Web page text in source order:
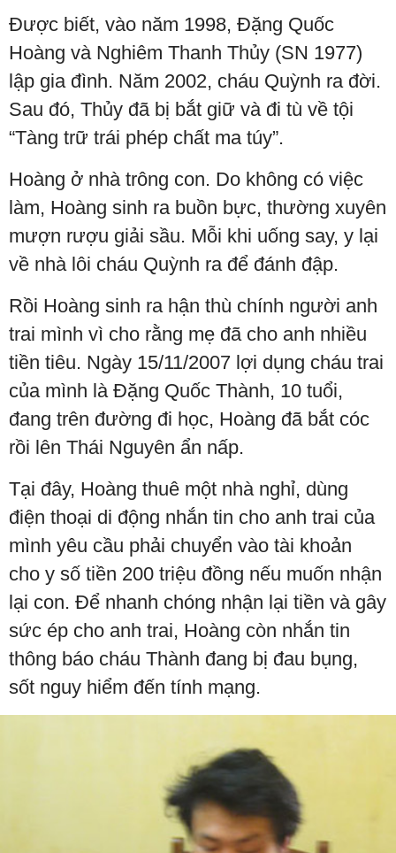
Được biết, vào năm 1998, Đặng Quốc
Hoàng và Nghiêm Thanh Thủy (SN 1977)
lập gia đình. Năm 2002, cháu Quỳnh ra đời.
Sau đó, Thủy đã bị bắt giữ và đi tù về tội
“Tàng trữ trái phép chất ma túy”.
Hoàng ở nhà trông con. Do không có việc
làm, Hoàng sinh ra buồn bực, thường xuyên
mượn rượu giải sầu. Mỗi khi uống say, y lại
về nhà lôi cháu Quỳnh ra để đánh đập.
Rồi Hoàng sinh ra hận thù chính người anh
trai mình vì cho rằng mẹ đã cho anh nhiều
tiền tiêu. Ngày 15/11/2007 lợi dụng cháu trai
của mình là Đặng Quốc Thành, 10 tuổi,
đang trên đường đi học, Hoàng đã bắt cóc
rồi lên Thái Nguyên ẩn nấp.
Tại đây, Hoàng thuê một nhà nghỉ, dùng
điện thoại di động nhắn tin cho anh trai của
mình yêu cầu phải chuyển vào tài khoản
cho y số tiền 200 triệu đồng nếu muốn nhận
lại con. Để nhanh chóng nhận lại tiền và gây
sức ép cho anh trai, Hoàng còn nhắn tin
thông báo cháu Thành đang bị đau bụng,
sốt nguy hiểm đến tính mạng.